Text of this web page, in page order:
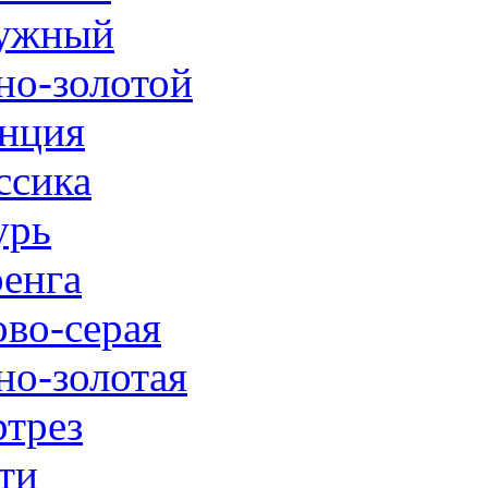
золотой
серая
золотая